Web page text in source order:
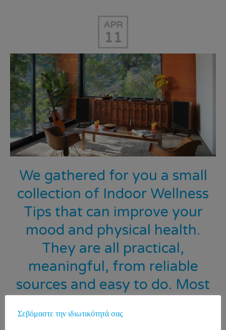
APR
11
We gathered for you a small
collection of Indoor Wellness
Tips that can improve your
mood and physical health.
They are all practical,
meaningful, from reliable
sources and easy to do. Most
daily basis ourselves
Σεβόμαστε την ιδιωτικότητά σας